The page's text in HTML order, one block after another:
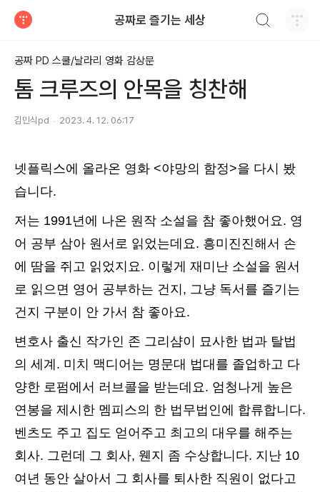
공짜로 즐기는 세상
공짜 PD 스쿨/날라리 영화 감상문
톰 크루즈의 안목을 칭찬해
김민식pd 2023. 4. 12. 06:17
넷플릭스에 올라온 영화 <야망의 함정>을 다시 봤
습니다.
저는 1991년에 나온 원작 소설을 참 좋아했어요. 영
어 공부 삼아 원서로 읽었는데요. 흥미진진해서 손
에 땀을 쥐고 읽었지요. 이렇게 재미난 소설을 원서
로 읽으면 영어 공부하는 건지, 그냥 독서를 즐기는
건지 구분이 안 가서 참 좋아요.
변호사 출신 작가인 존 그리샴이 묘사한 법과 탈법
의 세계. 미치 맥디어는 명문대 법대를 졸업하고 다
양한 로펌에서 러브콜을 받는데요. 엄청나게 높은
연봉을 제시한 멤피스의 한 법무법인에 합류합니다.
벤츠도 주고 집도 얻어주고 최고의 대우를 해주는
회사. 그런데 그 회사, 웬지 좀 수상합니다. 지난 10
여년 동안 살아서 그 회사를 퇴사한 직원이 없다고